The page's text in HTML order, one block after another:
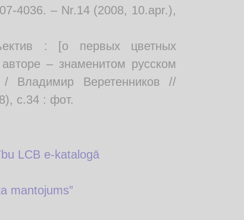
4036. – Nr.14 (2008, 10.apr.),
: [о первых цветных
– знаменитом русском
/ Владимир Веретенников //
с.34 : фот.
LCB e-katalogā
mantojums”